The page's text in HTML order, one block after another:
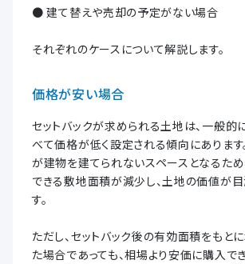
● 建て替えや売却の予定がない場合
それぞれのケースについて解説します。
価格が安い場合
セットバックが求められる土地は、一般的
べて価格が低く設定される傾向にあります
が建物を建てられないスペースとなるた
できる敷地面積が減少し、土地の価値が
す。
ただし、セットバック後の有効面積をもと
た場合であっても、相場より安価に購入で